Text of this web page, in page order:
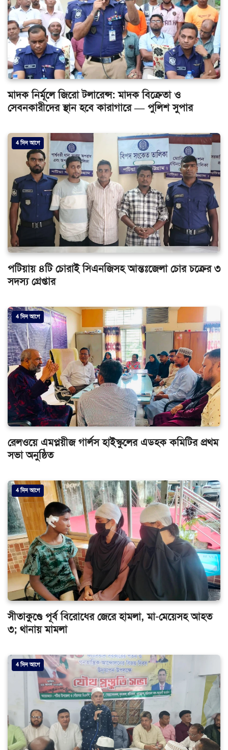
মাদক নির্মূলে জিরো টলারেন্স: মাদক বিক্রেতা ও
সেবনকারীদের স্থান হবে কারাগারে — পুলিশ সুপার
4 দিন আগে
পটিয়ায় ৪টি চোরাই সিএনজিসহ আন্তঃজেলা চোর চক্রের ৩
সদস্য গ্রেপ্তার
4 দিন আগে
রেলওয়ে এমপ্লয়ীজ গার্লস হাইস্কুলের এডহক কমিটির প্রথম
সভা অনুষ্ঠিত
4 দিন আগে
সীতাকুণ্ডে পূর্ব বিরোধের জেরে হামলা, মা-মেয়েসহ আহত
৩; থানায় মামলা
4 দিন আগে